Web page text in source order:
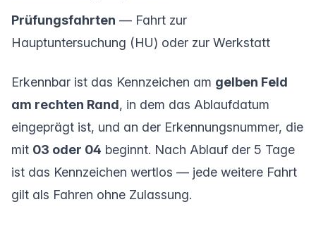
Prüfungsfahrten — Fahrt zur
Hauptuntersuchung (HU) oder zur Werkstatt
Erkennbar ist das Kennzeichen am gelben Feld
am rechten Rand, in dem das Ablaufdatum
eingeprägt ist, und an der Erkennungsnummer, die
mit 03 oder 04 beginnt. Nach Ablauf der 5 Tage
ist das Kennzeichen wertlos — jede weitere Fahrt
gilt als Fahren ohne Zulassung.